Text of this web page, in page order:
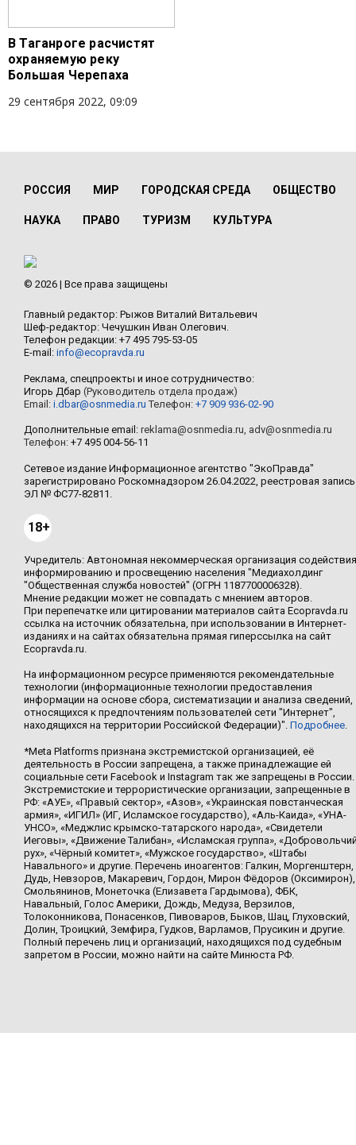
В Таганроге расчистят
охраняемую реку
Большая Черепаха
29 сентября 2022, 09:09
РОССИЯ МИР ГОРОДСКАЯ СРЕДА ОБЩЕСТВО
НАУКА ПРАВО ТУРИЗМ КУЛЬТУРА
© 2026 | Все права защищены
Главный редактор: Рыжов Виталий Витальевич
Шеф-редактор: Чечушкин Иван Олегович.
Телефон редакции: +7 495 795-53-05
E-mail: info@ecopravda.ru
Реклама, спецпроекты и иное сотрудничество:
Игорь Дбар (Руководитель отдела продаж)
Email: i.dbar@osnmedia.ru Телефон: +7 909 936-02-90
Дополнительные email: reklama@osnmedia.ru, adv@osnmedia.ru
Телефон: +7 495 004-56-11
Сетевое издание Информационное агентство "ЭкоПравда"
зарегистрировано Роскомнадзором 26.04.2022, реестровая запись
ЭЛ № ФС77-82811.
18+
Учредитель: Автономная некоммерческая организация содействия
информированию и просвещению населения "Медиахолдинг
"Общественная служба новостей" (ОГРН 1187700006328).
Мнение редакции может не совпадать с мнением авторов.
При перепечатке или цитировании материалов сайта Ecopravda.ru
ссылка на источник обязательна, при использовании в Интернет-
изданиях и на сайтах обязательна прямая гиперссылка на сайт
Ecopravda.ru.
На информационном ресурсе применяются рекомендательные
технологии (информационные технологии предоставления
информации на основе сбора, систематизации и анализа сведений,
относящихся к предпочтениям пользователей сети "Интернет",
находящихся на территории Российской Федерации)". Подробнее.
*Meta Platforms признана экстремистской организацией, её
деятельность в России запрещена, а также принадлежащие ей
социальные сети Facebook и Instagram так же запрещены в России.
Экстремистские и террористические организации, запрещенные в
РФ: «АУЕ», «Правый сектор», «Азов», «Украинская повстанческая
армия», «ИГИЛ» (ИГ, Исламское государство), «Аль-Каида», «УНА-
УНСО», «Меджлис крымско-татарского народа», «Свидетели
Иеговы», «Движение Талибан», «Исламская группа»,
рух», «Чёрный комитет», «Мужское государство», «Штабы
Навального» и другие. Перечень иноагентов: Галкин, Моргенштерн,
Дудь, Невзоров, Макаревич, Гордон, Мирон Фёдоров (Оксимирон),
Смольянинов, Монеточка (Елизавета Гардымова), ФБК,
Навальный, Голос Америки, Дождь, Медуза, Верзилов,
Толоконникова, Понасенков, Пивоваров, Быков, Шац, Глуховский,
Долин, Троицкий, Земфира, Гудков, Варламов, Прусикин и другие.
Полный перечень лиц и организаций, находящихся под судебным
запретом в России, можно найти на сайте Минюста РФ.